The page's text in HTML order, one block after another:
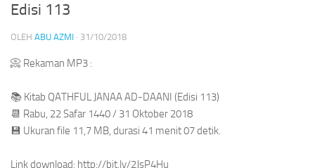
Edisi 113
OLEH ABU AZMI · 31/10/2018
📀 Rekaman MP3 :
📚 Kitab QATHFUL JANAA AD-DAANI (Edisi 113)
📆 Rabu, 22 Safar 1440 / 31 Oktober 2018
💾 Ukuran file 11,7 MB, durasi 41 menit 07 detik.
Link download: http://bit.ly/2JsP4Hu